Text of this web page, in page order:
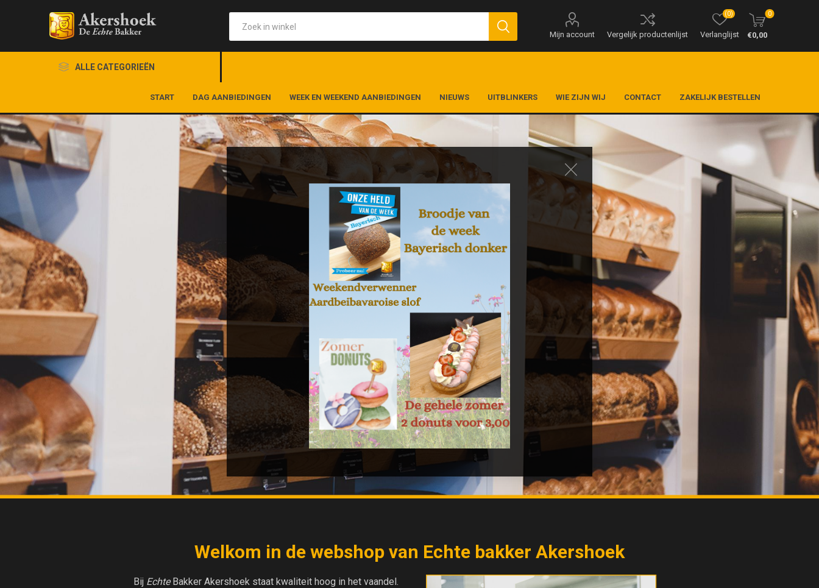
Mijn account Vergelijk productenlijst Verlanglijst
(0) 0
€0,00
ALLE CATEGORIEËN
START DAG AANBIEDINGEN WEEK EN WEEKEND AANBIEDINGEN NIEUWS UITBLINKERS WIE ZIJN WIJ CONTACT ZAKELIJK BESTELLEN
Welkom in de webshop van Echte bakker Akershoek
Bij EchteBakker Akershoek staat kwaliteit hoog in het vaandel.